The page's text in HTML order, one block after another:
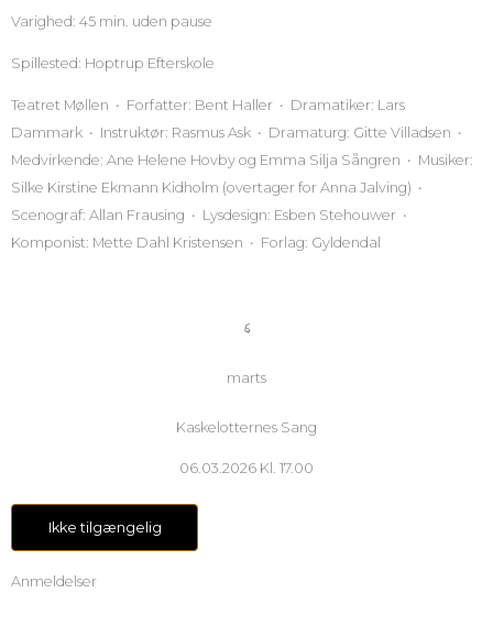
Varighed: 45 min. uden pause
Spillested: Hoptrup Efterskole
Teatret Møllen • Forfatter: Bent Haller • Dramatiker: Lars
Dammark • Instruktør: Rasmus Ask • Dramaturg: Gitte Villadsen •
Medvirkende: Ane Helene Hovby og Emma Silja Sångren • Musiker:
Silke Kirstine Ekmann Kidholm (overtager for Anna Jalving) •
Scenograf: Allan Frausing • Lysdesign: Esben Stehouwer •
Komponist: Mette Dahl Kristensen • Forlag: Gyldendal
6
marts
Kaskelotternes Sang
06.03.2026 Kl. 17.00
Ikke tilgængelig
Anmeldelser